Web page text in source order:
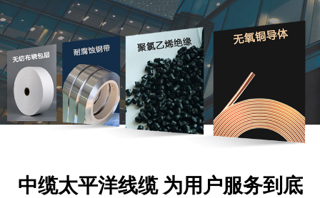
中缆太平洋线缆 为用户服务到底